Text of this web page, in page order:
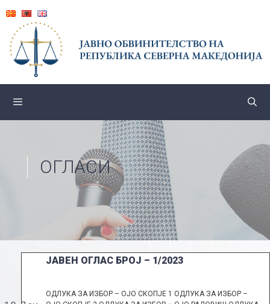
content
ОГЛАСИ
ЈАВЕН ОГЛАС БРОЈ – 1/2023
ОДЛУКА ЗА ИЗБОР – ОЈО СКОПЈЕ 1 ОДЛУКА ЗА ИЗБОР –